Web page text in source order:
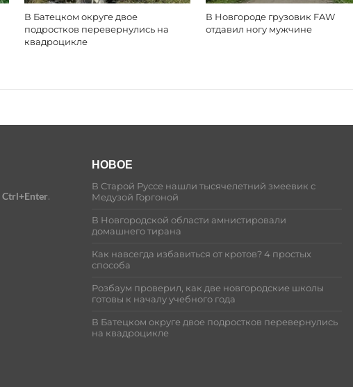
В Батецком округе двое
подростков перевернулись на
квадроцикле
В Новгороде грузовик FAW
отдавил ногу мужчине
Ctrl+Enter.
НОВОЕ
В Старой Руссе нашли тысячелетний змеевик с
Медузой Горгоной
В Новгородской области амнистировали
домашнего тирана
Как навсегда избавиться от кротов? 4 простых
способа
Розбаум проверил, как две новгородские школы
готовы к началу учебного года
В Батецком округе двое подростков перевернулись
на квадроцикле